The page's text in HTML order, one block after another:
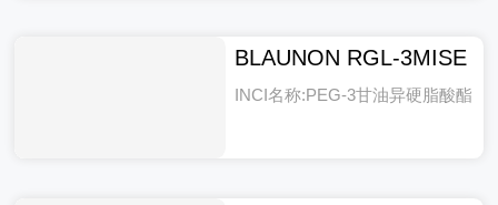
BLAUNON RGL-3MISE
INCI名称:PEG-3甘油异硬脂酸酯